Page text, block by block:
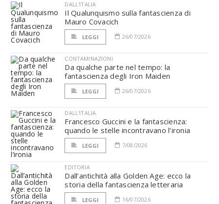
DALL'ITALIA
Il Qualunquismo sulla fantascienza di
Mauro Covacich
LEGGI 26/07/2026
CONTAMINAZIONI
Da qualche parte nel tempo: la
fantascienza degli Iron Maiden
LEGGI 26/07/2026
DALL'ITALIA
Francesco Guccini e la fantascienza:
quando le stelle incontravano l’ironia
LEGGI 7/08/2026
EDITORIA
Dall’antichità alla Golden Age: ecco la
storia della fantascienza letteraria
LEGGI 16/07/2026